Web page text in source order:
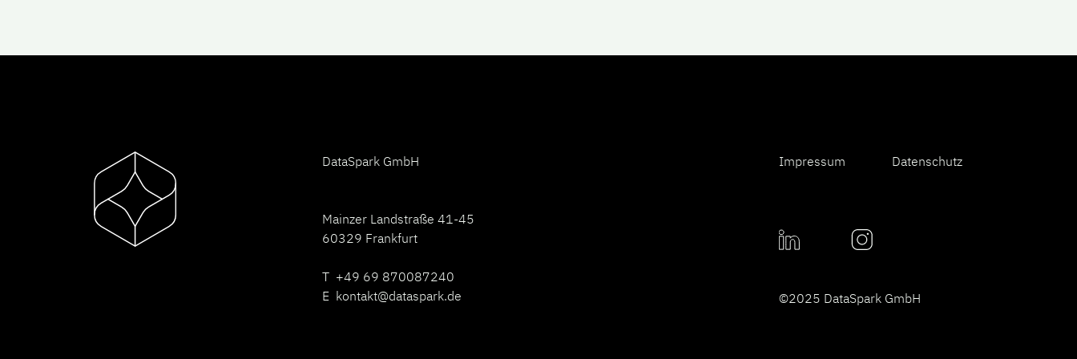
DataSpark GmbH
Mainzer Landstraße 41-45
60329 Frankfurt
T +49 69 870087240
E kontakt@dataspark.de
Impressum Datenschutz
©2025 DataSpark GmbH